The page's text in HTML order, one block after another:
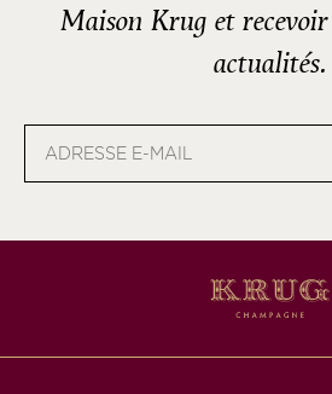
Maison Krug et
actualités.